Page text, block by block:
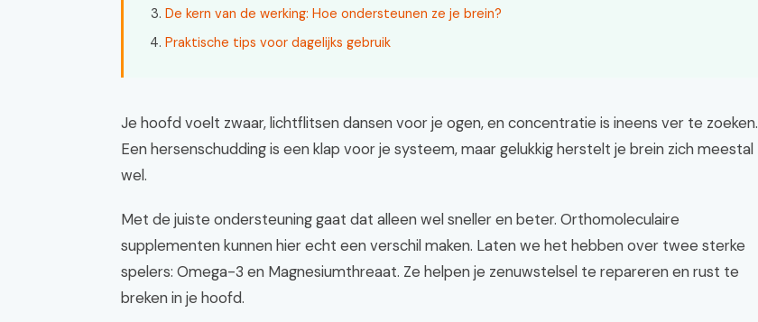
De kern van de werking: Hoe ondersteunen ze je brein?
Praktische tips voor dagelijks gebruik
Je hoofd voelt zwaar, lichtflitsen dansen voor je ogen, en concentratie is ineens ver te zoeken.
Een hersenschudding is een klap voor je systeem, maar gelukkig herstelt je brein zich meestal
wel.
Met de juiste ondersteuning gaat dat alleen wel sneller en beter. Orthomoleculaire
supplementen kunnen hier echt een verschil maken. Laten we het hebben over twee sterke
spelers: Omega-3 en Magnesiumthreaat. Ze helpen je zenuwstelsel te repareren en rust te
breken in je hoofd.